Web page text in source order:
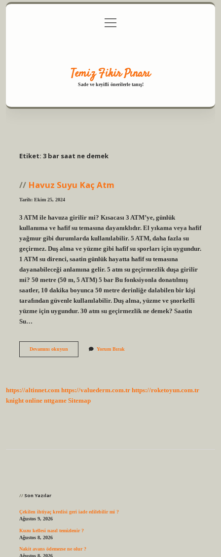
Gizlilik Politikası
menüyü
aç
Temiz Fikir Pınarı
Sade ve keyifli önerilerle tanış!
Etiket: 3 bar saat ne demek
Havuz Suyu Kaç Atm
Tarih: Ekim 25, 2024
3 ATM ile havuza girilir mi? Kısacası 3 ATM’ye, günlük
kullanıma ve hafif su temasına dayanıklıdır. El yıkama veya hafif
yağmur gibi durumlarda kullanılabilir. 5 ATM, daha fazla su
geçirmez. Duş alma ve yüzme gibi hafif su sporları için uygundur.
1 ATM su direnci, saatin günlük hayatta hafif su temasına
dayanabileceği anlamına gelir. 5 atm su geçirmezlik duşa girilir
mi? 50 metre (50 m, 5 ATM) 5 bar Bu fonksiyonla donatılmış
saatler, 10 dakika boyunca 50 metre derinliğe dalabilen bir kişi
tarafından güvenle kullanılabilir. Duş alma, yüzme ve şnorkelli
yüzme için uygundur. 30 atm su geçirmezlik ne demek? Saatin
Su…
Devamını okuyunHavuz
Yorum Bırak
https://altinnet.com https://valuederm.com.tr https://roketoyun.com.tr
knight online nttgame Sitemap
Son Yazılar
Çekilen ihtiyaç kredisi geri iade edilebilir mi ?
Ağustos 9, 2026
Kuzu kellesi nasıl temizlenir ?
Ağustos 8, 2026
Nakit avans ödemezse ne olur ?